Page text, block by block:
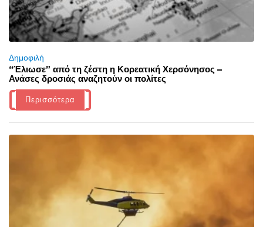
Δημοφιλή
“Έλιωσε” από τη ζέστη η Κορεατική Χερσόνησος –
Ανάσες δροσιάς αναζητούν οι πολίτες
Περισσότερα